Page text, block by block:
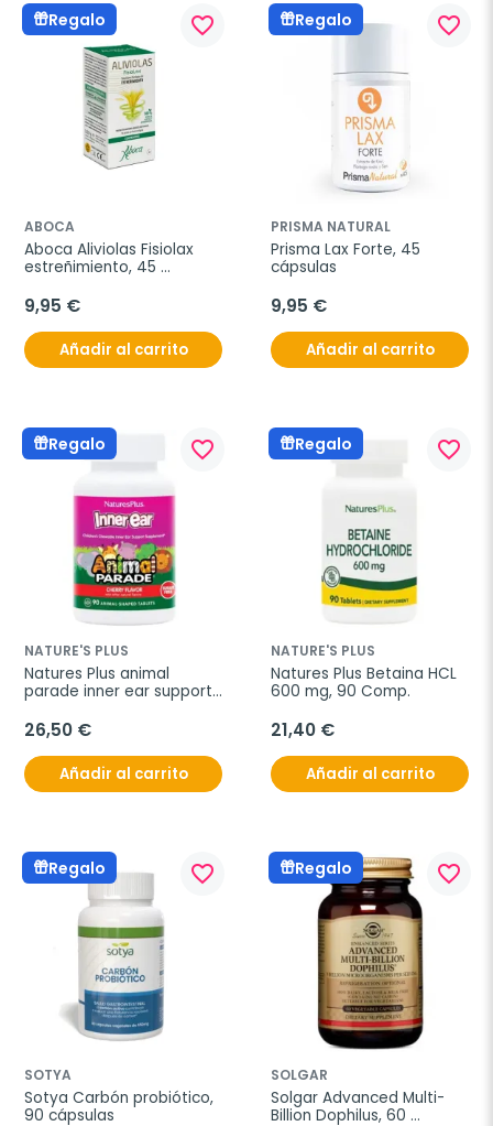
Regalo favorite_border
ABOCA
Aboca Aliviolas Fisiolax
estreñimiento, 45
9,95 €
Añadir al carrito
Regalo favorite_border
PRISMA NATURAL
Prisma Lax Forte, 45
cápsulas
9,95 €
Añadir al carrito
Regalo favorite_border
NATURE'S PLUS
Natures Plus animal
parade inner ear support
26,50 €
Añadir al carrito
Regalo favorite_border
NATURE'S PLUS
Natures Plus Betaina HCL
600 mg, 90 Comp.
21,40 €
Añadir al carrito
Regalo favorite_border
SOTYA
Sotya Carbón probiótico,
90 cápsulas
Regalo favorite_border
SOLGAR
Solgar Advanced Multi-
Billion Dophilus, 60